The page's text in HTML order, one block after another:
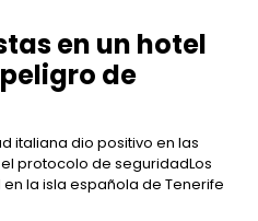
en un hotel
de
italiana dio positivo en las
protocolo de seguridadLos
la isla española de Tenerife